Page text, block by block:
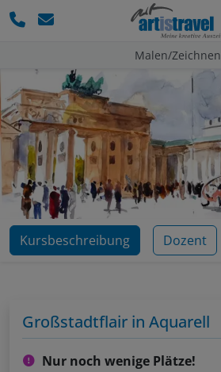
Malen/Zeichnen
Kursbeschreibung Dozent
Großstadtflair in Aquarell
Nur noch wenige Plätze!